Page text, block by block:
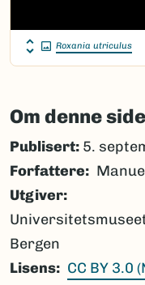
Roxania utriculus
Om denne
Publisert: 5.
Forfattere
Utgiver
Bergen
Lisens
CC BY 3.0